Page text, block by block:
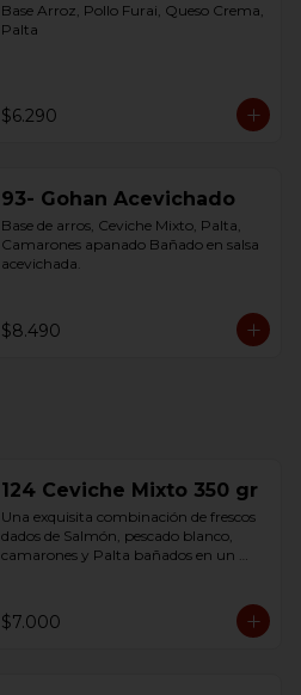
Base Arroz, Pollo Furai, Queso Crema,
Palta
$6.290
93- Gohan Acevichado
Base de arros, Ceviche Mixto, Palta,
Camarones apanado Bañado en salsa
acevichada.
$8.490
124 Ceviche Mixto 350 gr
Una exquisita combinación de frescos
dados de Salmón, pescado blanco,
camarones y Palta bañados en un
$7.000